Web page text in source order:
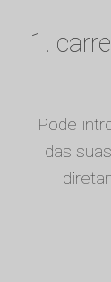
1.
Pode
das